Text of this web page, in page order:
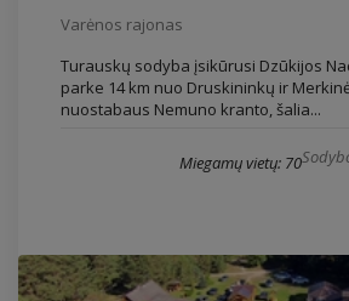
Varėnos rajonas
Turauskų sodyba įsikūrusi Dzūkijos
parke 14 km nuo Druskininkų ir
nuostabaus Nemuno kranto, šalia...
Miegamų vietų: 70